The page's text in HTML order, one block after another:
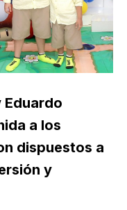
Eduardo
a los
dispuestos a
y